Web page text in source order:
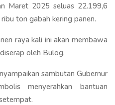
Maret 2025 seluas 22.199,6
ton gabah kering panen.
raya kali ini akan membawa
oleh Bulog.
sambutan Gubernur
menyerahkan bantuan